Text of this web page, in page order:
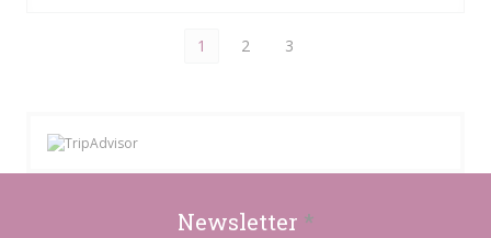
1 2 3
Newsletter *